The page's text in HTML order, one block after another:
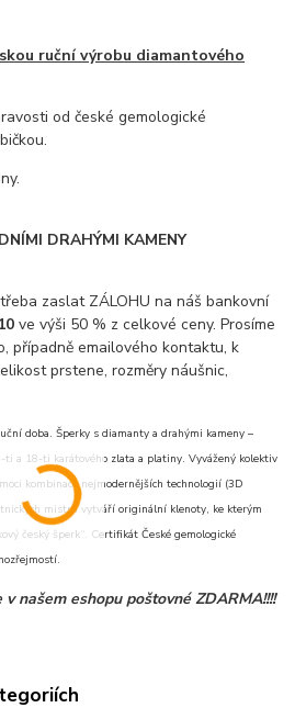
ruční výrobu diamantového
od české gemologické
DRAHÝMI KAMENY
zaslat ZÁLOHU na náš bankovní
ve výši 50 % z celkové ceny. Prosíme
případně emailového kontaktu, k
prstene, rozměry náušnic,
doba. Šperky s diamanty a drahými kameny –
a 18-ti karátového zlata a platiny. Vyvážený kolektiv
kombinace nejmodernějších technologií (3D
mistrů vytváří originální klenoty, ke kterým
český šperk“. Certifikát České gemologické
našem eshopu poštovné ZDARMA!!!!